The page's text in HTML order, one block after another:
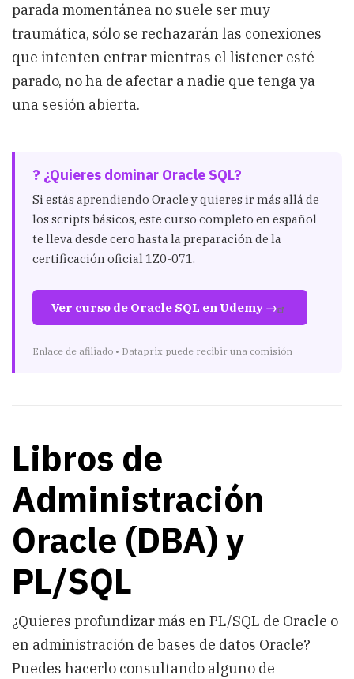
parada momentánea no suele ser muy
traumática, sólo se rechazarán las conexiones
que intenten entrar mientras el listener esté
parado, no ha de afectar a nadie que tenga ya
una sesión abierta.
? ¿Quieres dominar Oracle SQL?
Si estás aprendiendo Oracle y quieres ir más allá de
los scripts básicos, este curso completo en español
te lleva desde cero hasta la preparación de la
certificación oficial 1Z0-071.
Ver curso de Oracle SQL en Udemy →
Enlace de afiliado • Dataprix puede recibir una comisión
Libros de
Administración
Oracle (DBA) y
PL/SQL
¿Quieres profundizar más en PL/SQL de Oracle o
en administración de bases de datos Oracle?
Puedes hacerlo consultando alguno de